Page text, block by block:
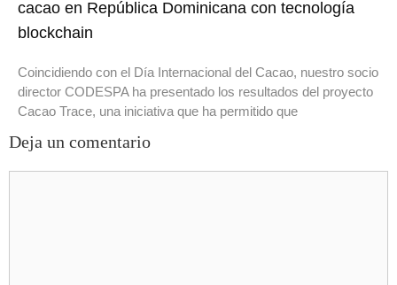
cacao en República Dominicana con tecnología
blockchain
Coincidiendo con el Día Internacional del Cacao, nuestro socio
director CODESPA ha presentado los resultados del proyecto
Cacao Trace, una iniciativa que ha permitido que
Deja un comentario